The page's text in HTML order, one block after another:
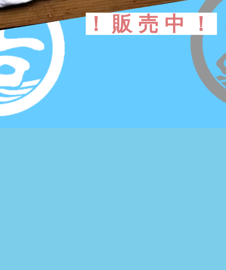
！販売中！